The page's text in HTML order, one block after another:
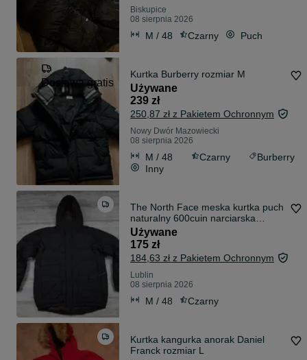
Biskupice
08 sierpnia 2026
M / 48 Czarny Puch
Dostawa gratis
Kurtka Burberry rozmiar M
Używane
239 zł
250,87 zł z Pakietem Ochronnym
Nowy Dwór Mazowiecki
08 sierpnia 2026
M / 48 Czarny
Burberry
Inny
The North Face meska kurtka puch
naturalny 600cuin narciarska
zimowa M
Używane
175 zł
184,63 zł z Pakietem Ochronnym
Lublin
08 sierpnia 2026
M / 48 Czarny
Kurtka kangurka anorak Daniel
Franck rozmiar L